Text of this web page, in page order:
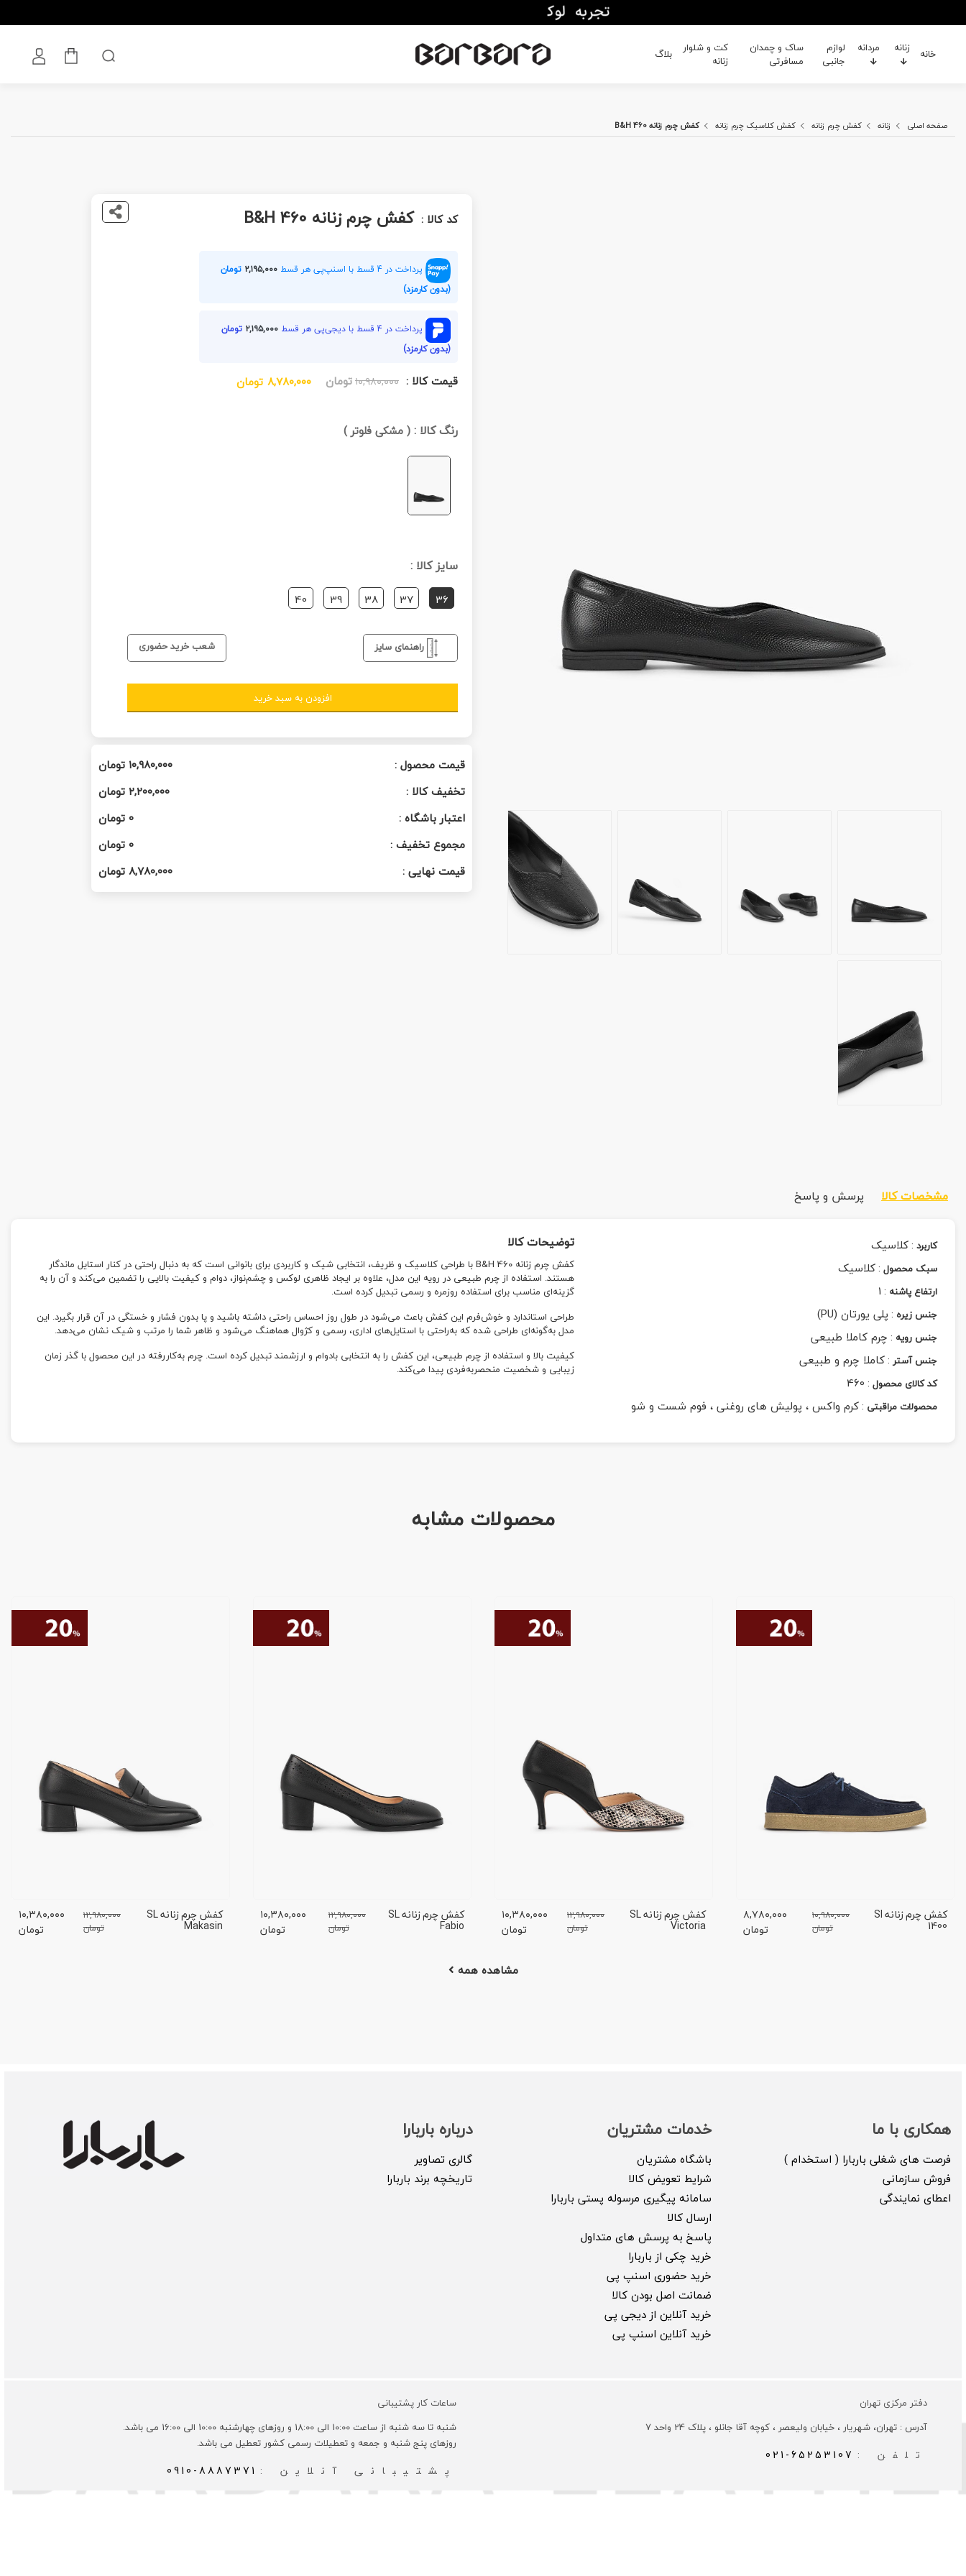
خانه زنانه مردانه
لوازم
جانبی
ساک و چمدان
مسافرتی
کت و شلوار
زنانه
بلاگ
صفحه اصلی زنانه کفش چرم زنانه کفش کلاسیک چرم زنانه کفش چرم زنانه B&H 460
کد کالا : کفش چرم زنانه B&H 460
پرداخت در 4 قسط با اسنپ‌پی هر قسط ۲,۱۹۵,۰۰۰ تومان
(بدون کارمزد)
پرداخت در 4 قسط با دیجی‌پی هر قسط ۲,۱۹۵,۰۰۰ تومان
(بدون کارمزد)
قیمت کالا : ۱۰,۹۸۰,۰۰۰تومان ۸,۷۸۰,۰۰۰ تومان
رنگ کالا :(مشکی فلوتر )
سایز کالا :
36
37
38
39
40
راهنمای سایز شعب خرید حضوری
افزودن به سبد خرید
قیمت محصول : ۱۰,۹۸۰,۰۰۰ تومان
تخفیف کالا :
۲,۲۰۰,۰۰۰تومان
اعتبار باشگاه :
0تومان
مجموع تخفیف :
0تومان
قیمت نهایی :
۸,۷۸۰,۰۰۰تومان
مشخصات کالا پرسش و پاسخ
کاربرد :کلاسیک
سبک محصول :کلاسیک
ارتفاع پاشنه :
1
جنس زیره :پلی یورتان (PU)
جنس رویه :چرم کاملا طبیعی
جنس آستر :کاملا چرم و طبیعی
کد کالای محصول :
460
محصولات مراقبتی :کرم واکس ، پولیش های روغنی ، فوم شست و شو
توضیحات کالا
کفش چرم زنانه B&H 460 با طراحی کلاسیک و ظریف، انتخابی شیک و کاربردی برای بانوانی است که به دنبال راحتی در کنار استایل ماندگار
هستند. استفاده از چرم طبیعی در رویه این مدل، علاوه بر ایجاد ظاهری لوکس و چشم‌نواز، دوام و کیفیت بالایی را تضمین می‌کند و آن را به
گزینه‌ای مناسب برای استفاده روزمره و رسمی تبدیل کرده است.
طراحی استاندارد و خوش‌فرم این کفش باعث می‌شود در طول روز احساس راحتی داشته باشید و پا بدون فشار و خستگی در آن قرار بگیرد. این
مدل به‌گونه‌ای طراحی شده که به‌راحتی با استایل‌های اداری، رسمی و کژوال هماهنگ می‌شود و ظاهر شما را مرتب و شیک نشان می‌دهد.
کیفیت بالا و استفاده از چرم طبیعی، این کفش را به انتخابی بادوام و ارزشمند تبدیل کرده است. چرم به‌کاررفته در این محصول با گذر زمان
زیبایی و شخصیت منحصربه‌فردی پیدا می‌کند.
محصولات مشابه
کفش چرم زنانه SI
1400
۱۰,۹۸۰,۰۰۰
تومان
۸,۷۸۰,۰۰۰
تومان
کفش چرم زنانه SL
Victoria
۱۲,۹۸۰,۰۰۰
تومان
۱۰,۳۸۰,۰۰۰
تومان
کفش چرم زنانه SL
Fabio
۱۲,۹۸۰,۰۰۰
تومان
۱۰,۳۸۰,۰۰۰
تومان
کفش چرم زنانه SL
Makasin
۱۲,۹۸۰,۰۰۰
تومان
۱۰,۳۸۰,۰۰۰
تومان
مشاهده همه
همکاری با ما
فرصت های شغلی باربارا ( استخدام )
فروش سازمانی
اعطای نمایندگی
خدمات مشتریان
باشگاه مشتریان
شرایط تعویض کالا
سامانه پیگیری مرسوله پستی باربارا
ارسال کالا
پاسخ به پرسش های متداول
خرید چکی از باربارا
خرید حضوری اسنپ پی
ضمانت اصل بودن کالا
خرید آنلاین از دیجی پی
خرید آنلاین اسنپ پی
درباره باربارا
گالری تصاویر
تاریخچه برند باربارا
دفتر مرکزی تهران
آدرس : تهران، شهریار ، خیابان ولیعصر ، کوچه آقا جانلو ، پلاک 24 واحد 7
تلفن : 021-65253107
ساعات کار پشتیبانی
شنبه تا سه شنبه از ساعت 10:00 الی 18:00 و روزهای چهارشنبه 10:00 الی 16:00 می باشد.
روزهای پنج شنبه و جمعه و تعطیلات رسمی کشور تعطیل می باشد.
پشتیبانی آنلاین : 0910-8887371